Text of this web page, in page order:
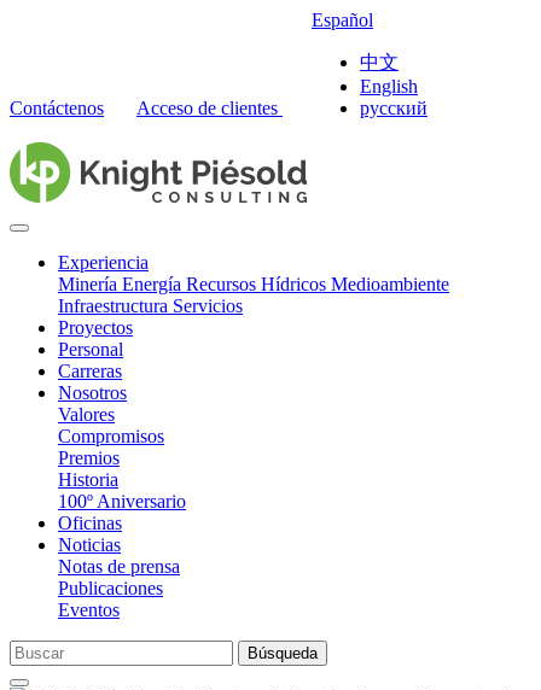
Contáctenos Acceso de clientes
Español
中文
English
русский
Experiencia
Minería Energía Recursos Hídricos Medioambiente
Infraestructura Servicios
Proyectos
Personal
Carreras
Nosotros
Valores
Compromisos
Premios
Historia
100º Aniversario
Oficinas
Noticias
Notas de prensa
Publicaciones
Eventos
Búsqueda